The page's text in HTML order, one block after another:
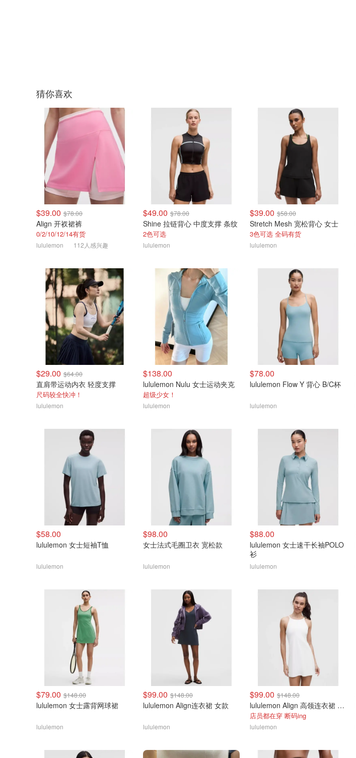
猜你喜欢
$39.00 $78.00
Align 开衩裙裤
0/2/10/12/14有货
lululemon 112人感兴趣
$49.00 $78.00
Shine 拉链背心 中度支撑 条纹
2色可选
lululemon
$39.00 $58.00
Stretch Mesh 宽松背心 女士
3色可选 全码有货
lululemon
$29.00 $64.00
直肩带运动内衣 轻度支撑
尺码较全快冲！
lululemon
$138.00
lululemon Nulu 女士运动夹克
超级少女！
lululemon
$78.00
lululemon Flow Y 背心 B/C杯
lululemon
$58.00
lululemon 女士短袖T恤
lululemon
$98.00
女士法式毛圈卫衣 宽松款
lululemon
$88.00
lululemon 女士速干长袖POLO
衫
lululemon
$79.00 $148.00
lululemon 女士露背网球裙
lululemon
$99.00 $148.00
lululemon Align连衣裙 女款
lululemon
$99.00 $148.00
lululemon Align 高领连衣裙 A/B杯
店员都在穿 断码ing
lululemon